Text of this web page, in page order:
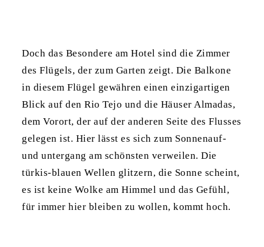
Doch das Besondere am Hotel sind die Zimmer
des Flügels, der zum Garten zeigt. Die Balkone
in diesem Flügel gewähren einen einzigartigen
Blick auf den Rio Tejo und die Häuser Almadas,
dem Vorort, der auf der anderen Seite des Flusses
gelegen ist. Hier lässt es sich zum Sonnenauf-
und untergang am schönsten verweilen. Die
türkis-blauen Wellen glitzern, die Sonne scheint,
es ist keine Wolke am Himmel und das Gefühl,
für immer hier bleiben zu wollen, kommt hoch.